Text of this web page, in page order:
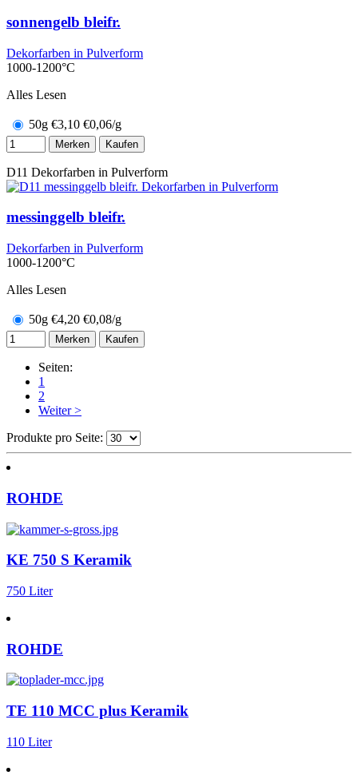
sonnengelb bleifr.
Dekorfarben in Pulverform
1000-1200°C
Alles Lesen
50g €3,10 €0,06/g
Merken Kaufen
D11 Dekorfarben in Pulverform
messinggelb bleifr.
Dekorfarben in Pulverform
1000-1200°C
Alles Lesen
50g €4,20 €0,08/g
Merken Kaufen
Seiten:
1
2
Weiter >
Produkte pro Seite:
ROHDE
KE 750 S Keramik
750 Liter
ROHDE
TE 110 MCC plus Keramik
110 Liter